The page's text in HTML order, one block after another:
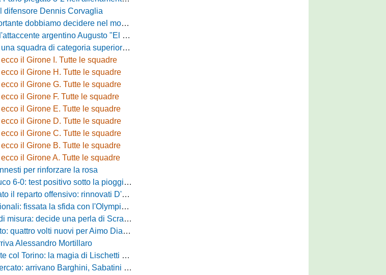
difensore Dennis Corvaglia
giusto»: Greco e il rebus mercato dopo la vittoria con l'Ossese
argentino Augusto "El Tato" Diaz
superiore»: Franzini analizza il test del Piacenza
il Girone I. Tutte le squadre
il Girone H. Tutte le squadre
il Girone G. Tutte le squadre
il Girone F. Tutte le squadre
il Girone E. Tutte le squadre
il Girone D. Tutte le squadre
il Girone C. Tutte le squadre
il Girone B. Tutte le squadre
il Girone A. Tutte le squadre
per rinforzare la rosa
sotto la pioggia, doppietta per Gasperoni
offensivo: rinnovati D'Aquila e Di Caccamo
l'Olympia Thyrus tra lavoro di campo e incroci amarcord
decide una perla di Scravaglieri in avvio
per Aimo Diana tra prestiti e acquisti a titolo definitivo
Alessandro Mortillaro
magia di Lischetti non basta, Abate passa 3-1
arrivano Barghini, Sabatini e Sgrò